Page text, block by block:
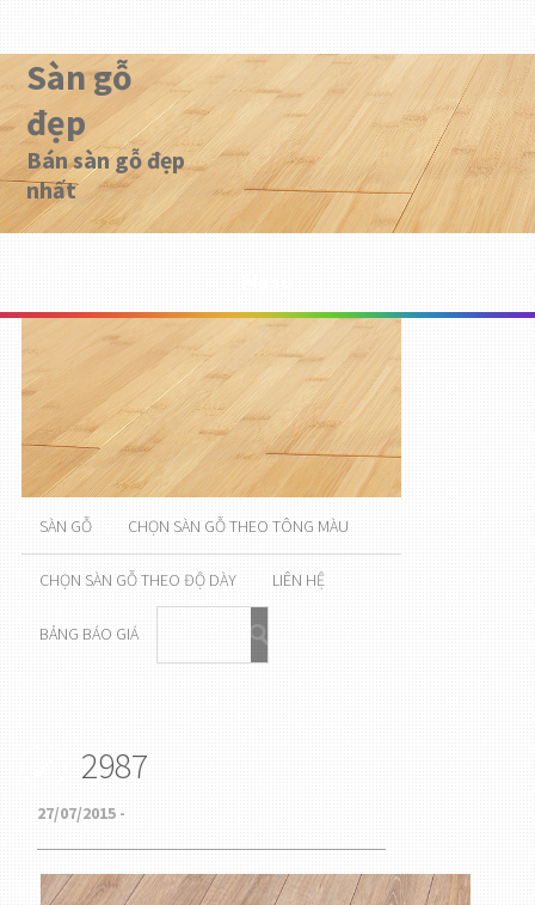
Sàn gỗ
đẹp
Bán sàn gỗ đẹp
nhất
SÀN GỖ CHỌN SÀN GỖ THEO TÔNG MÀU
CHỌN SÀN GỖ THEO ĐỘ DÀY LIÊN HỆ
BẢNG BÁO GIÁ
2987
27/07/2015 -